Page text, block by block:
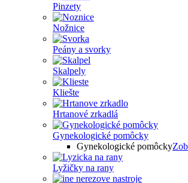
Pinzety
Nožnice
Peány a svorky
Skalpely
Kliešte
Hrtanové zrkadlá
Gynekologické pomôcky
Gynekologické pomôcky
Lyžičky na rany